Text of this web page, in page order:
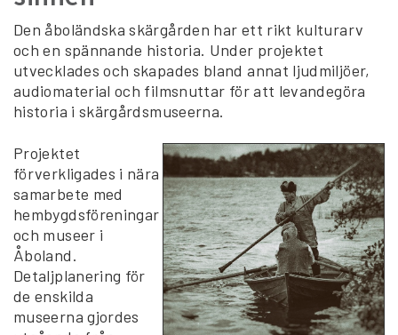
Den åboländska skärgården har ett rikt kulturarv
och en spännande historia. Under projektet
utvecklades och skapades bland annat ljudmiljöer,
audiomaterial och filmsnuttar för att levandegöra
historia i skärgårdsmuseerna.
Projektet
förverkligades i nära
samarbete med
hembygdsföreningar
och museer i
Åboland.
Detaljplanering för
de enskilda
museerna gjordes